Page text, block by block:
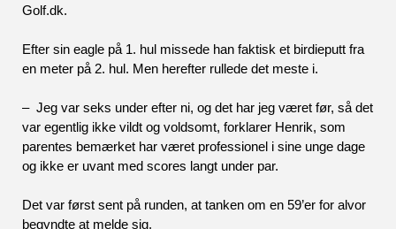
Golf.dk.
Efter sin eagle på 1. hul missede han faktisk et birdieputt fra
en meter på 2. hul. Men herefter rullede det meste i.
–  Jeg var seks under efter ni, og det har jeg været før, så det
var egentlig ikke vildt og voldsomt, forklarer Henrik, som
parentes bemærket har været professionel i sine unge dage
og ikke er uvant med scores langt under par.
Det var først sent på runden, at tanken om en 59’er for alvor
begyndte at melde sig.